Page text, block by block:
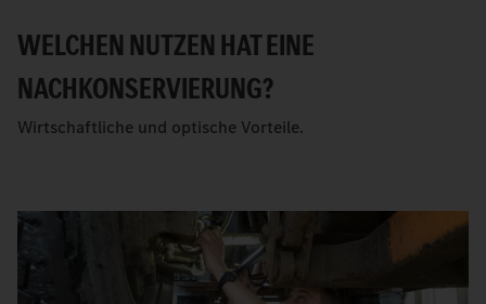
WELCHEN NUTZEN HAT EINE
NACHKONSERVIERUNG?
Wirtschaftliche und optische Vorteile.